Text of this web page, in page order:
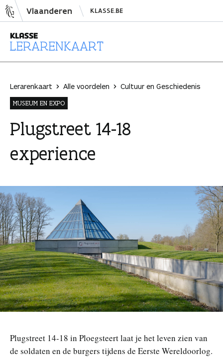
N
a
n
g
e
n
Vlaanderen KLASSE.BE
r
a
r
e
n
k
a
r
t
Lerarenkaart Alle voordelen
Cultuur en Geschiedenis
MUSEUM EN EXPO
Plugstreet 14-18
experience
Plugstreet 14-18 in Ploegsteert laat je het leven zien van
de soldaten en de burgers tijdens de Eerste Wereldoorlog.